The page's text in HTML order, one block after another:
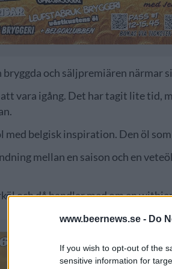
www.beernews.se - Do
If you wish to opt-out of the
sensitive information for
och säljpremiären närmar
vara igång. Det har tagit lite tid,
med belgisk inspiration. Den öl
mellan en saison och en
och då handlar med om en